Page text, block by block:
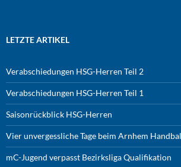
LETZTE ARTIKEL
Verabschiedungen HSG-Herren Teil 2
Verabschiedungen HSG-Herren Teil 1
Saisonrückblick HSG-Herren
Vier unvergessliche Tage beim Arnhem
mC-Jugend verpasst Bezirksliga Qualifikation